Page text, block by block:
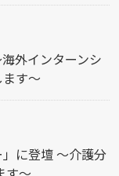
外インターンシ
す～
に登壇 ～介護分